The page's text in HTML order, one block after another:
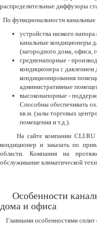
распределительные диффузоры
По функциональности
устройства низкого
канальные кондиционеры
(загородного дома, офиса,
средненапорные -
кондиционера с
кондиционирования
административные
высоконапорные -
Способны обеспечивать
кв.м. (залы торговых
помещения и т.д.).
На сайте компании CLI.RU
кондиционер и заказать по
области. Компания на
обслуживание климатической
Особенности
дома и офиса
Главными особенностями сплит